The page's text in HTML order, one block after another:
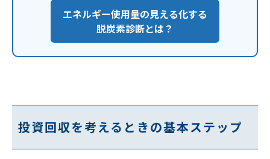
エネルギー使用量の見える化する
脱炭素診断とは？
投資回収を考えるときの基本ステップ